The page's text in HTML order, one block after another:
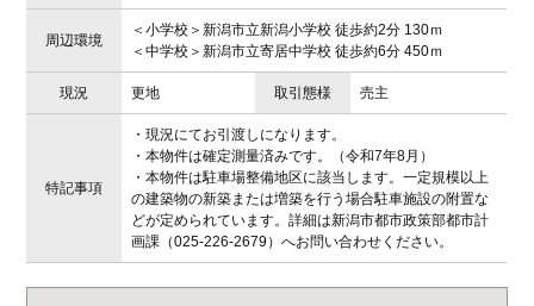
周辺環境
＜小学校＞新潟市立新潟小学校 徒歩約2分 130ｍ
＜中学校＞新潟市立寄居中学校 徒歩約6分 450ｍ
現況 更地 取引態様 売主
特記事項
・現況にてお引渡しになります。
・本物件は確定測量済みです。（令和7年8月）
・本物件は駐車場整備地区に該当します。一定規模以上
の建築物の新築または増築を行う場合駐車施設の附置な
どが定められています。詳細は新潟市都市政策部都市計
画課（025-226-2679）へお問い合わせください。